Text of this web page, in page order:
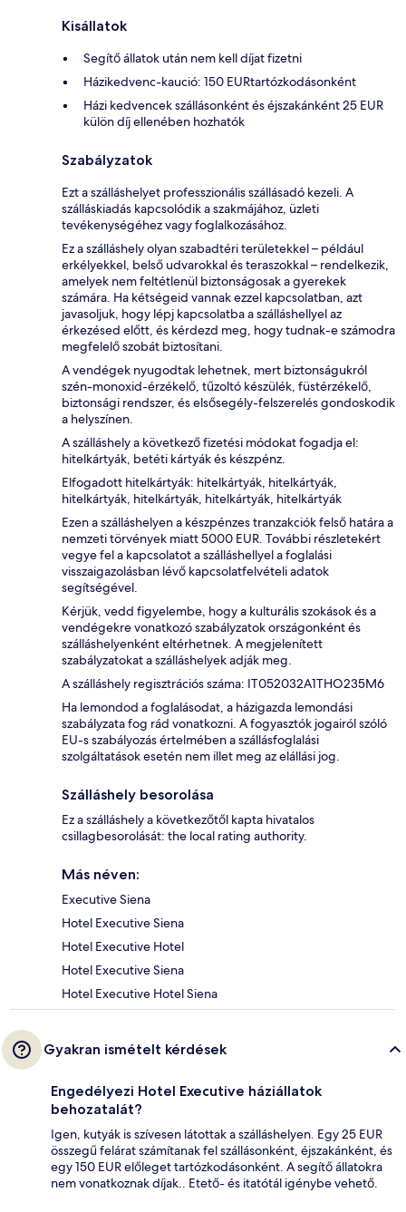
Kisállatok
Segítő állatok után nem kell díjat fizetni
Házikedvenc-kaució: 150 EURtartózkodásonként
Házi kedvencek szállásonként és éjszakánként 25 EUR
külön díj ellenében hozhatók
Szabályzatok
Ezt a szálláshelyet professzionális szállásadó kezeli. A
szálláskiadás kapcsolódik a szakmájához, üzleti
tevékenységéhez vagy foglalkozásához.
Ez a szálláshely olyan szabadtéri területekkel – például
erkélyekkel, belső udvarokkal és teraszokkal – rendelkezik,
amelyek nem feltétlenül biztonságosak a gyerekek
számára. Ha kétségeid vannak ezzel kapcsolatban, azt
javasoljuk, hogy lépj kapcsolatba a szálláshellyel az
érkezésed előtt, és kérdezd meg, hogy tudnak-e számodra
megfelelő szobát biztosítani.
A vendégek nyugodtak lehetnek, mert biztonságukról
szén-monoxid-érzékelő, tűzoltó készülék, füstérzékelő,
biztonsági rendszer, és elsősegély-felszerelés gondoskodik
a helyszínen.
A szálláshely a következő fizetési módokat fogadja el:
hitelkártyák, betéti kártyák és készpénz.
Elfogadott hitelkártyák: hitelkártyák, hitelkártyák,
hitelkártyák, hitelkártyák, hitelkártyák, hitelkártyák
Ezen a szálláshelyen a készpénzes tranzakciók felső határa a
nemzeti törvények miatt 5000 EUR. További részletekért
vegye fel a kapcsolatot a szálláshellyel a foglalási
visszaigazolásban lévő kapcsolatfelvételi adatok
segítségével.
Kérjük, vedd figyelembe, hogy a kulturális szokások és a
vendégekre vonatkozó szabályzatok országonként és
szálláshelyenként eltérhetnek. A megjelenített
szabályzatokat a szálláshelyek adják meg.
A szálláshely regisztrációs száma: IT052032A1THO235M6
Ha lemondod a foglalásodat, a házigazda lemondási
szabályzata fog rád vonatkozni. A fogyasztók jogairól szóló
EU-s szabályozás értelmében a szállásfoglalási
szolgáltatások esetén nem illet meg az elállási jog.
Szálláshely besorolása
Ez a szálláshely a következőtől kapta hivatalos
csillagbesorolását: the local rating authority.
Más néven:
Executive Siena
Hotel Executive Siena
Hotel Executive Hotel
Hotel Executive Siena
Hotel Executive Hotel Siena
Gyakran ismételt kérdések
Engedélyezi Hotel Executive háziállatok
behozatalát?
Igen, kutyák is szívesen látottak a szálláshelyen. Egy 25 EUR
összegű felárat számítanak fel szállásonként, éjszakánként, és
egy 150 EUR előleget tartózkodásonként. A segítő állatokra
nem vonatkoznak díjak.. Etető- és itatótál igénybe vehető.